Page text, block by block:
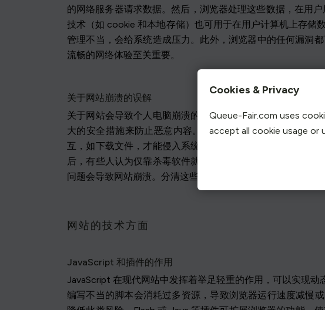
的网络服务器请求数据。然后，浏览器处理这些数据，在用
技术（如 cookie 和本地存储）也可用于在用户计算机上存储
管理不当，会给系统造成压力。此外，浏览器中的任何漏洞
流畅的网络体验至关重要。
关于网站崩溃的误解
关于网站会导致个人电脑崩溃的说法存在多种误解。一个常
大的安全措施来防止恶意内容。另一个误解是病毒和恶意
互，如下载文件，才能侵入系统。经常清除浏览器缓存可以
后，有些人认为仅靠杀毒软件就能防止所有由网络引起的崩
问题会导致网站崩溃。分清这些神话与现实，有助于用户在网
网站的技术方面
JavaScript 和插件的作用
JavaScript 在现代网站中发挥着举足轻重的作用，可以实现
编写不当的脚本会消耗过多资源，导致浏览器运行速度减慢
Cookies & Privacy
Queue-Fair.com uses
accept all cookie usage or